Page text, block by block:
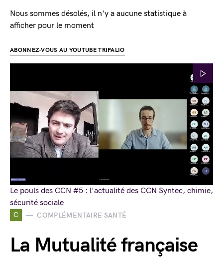
C COMPLÉMENTAIRE SANTÉ
La Mutualité française
Nous sommes désolés, il n'y a aucune statistique à
afficher pour le moment
ABONNEZ-VOUS AU YOUTUBE TRIPALIO
Le pouls des CCN #5 : l'actualité des CCN Syntec, chimie,
sécurité sociale